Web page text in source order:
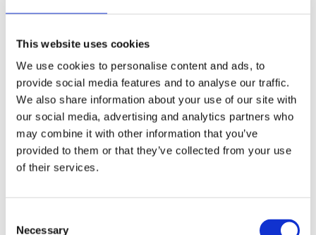
This website uses cookies
We use cookies to personalise content and ads, to
provide social media features and to analyse our traffic.
We also share information about your use of our site with
our social media, advertising and analytics partners who
may combine it with other information that you’ve
provided to them or that they’ve collected from your use
of their services.
Necessary